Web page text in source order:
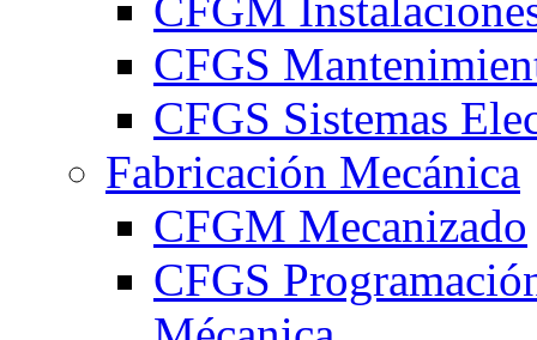
CFGS
CFGS Sistemas
Fabricación Mecánica
CFGM Mecanizado
CFGS